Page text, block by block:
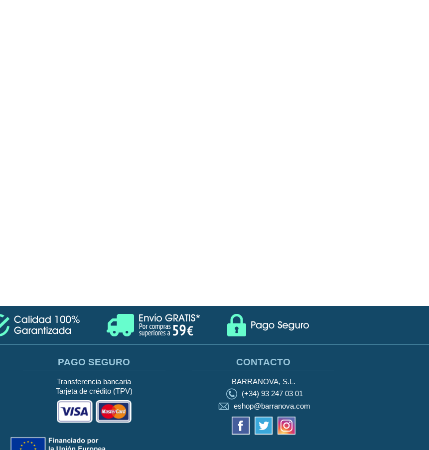
PAGO SEGURO
Transferencia bancaria
Tarjeta de crédito (TPV)
CONTACTO
BARRANOVA, S.L.
(+34) 93 247 03 01
eshop@barranova.com